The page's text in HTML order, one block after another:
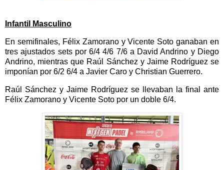
Infantil Masculino
En semifinales, Félix Zamorano y Vicente Soto ganaban en
tres ajustados sets por 6/4 4/6 7/6 a David Andrino y Diego
Andrino, mientras que Raúl Sánchez y Jaime Rodríguez se
imponían por 6/2 6/4 a Javier Caro y Christian Guerrero.
Raúl Sánchez y Jaime Rodríguez se llevaban la final ante
Félix Zamorano y Vicente Soto por un doble 6/4.